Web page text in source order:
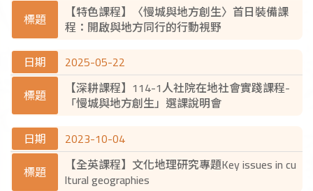
【特色課程】〈慢城與地方創生〉首日裝備課
程：開啟與地方同行的行動視野
2025-05-22
【深耕課程】114-1人社院在地社會實踐課程-
「慢城與地方創生」選課說明會
2023-10-04
【全英課程】文化地理研究專題Key issues in cu
ltural geographies